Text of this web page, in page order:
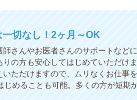
切なし！2ヶ月～OK
さんやお医者さんのサポートなど
の方も安心してはじめていただけま
ただけますので、ムリなくお仕事
めることも可能。多くの方が短期